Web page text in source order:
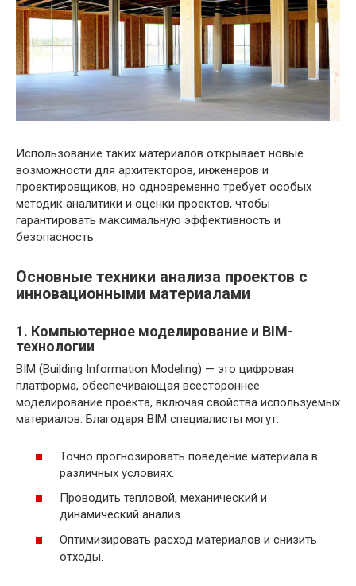
Использование таких материалов открывает новые
возможности для архитекторов, инженеров и
проектировщиков, но одновременно требует особых
методик аналитики и оценки проектов, чтобы
гарантировать максимальную эффективность и
безопасность.
Основные техники анализа проектов с
инновационными материалами
1. Компьютерное моделирование и BIM-
технологии
BIM (Building Information Modeling) — это цифровая
платформа, обеспечивающая всестороннее
моделирование проекта, включая свойства используемых
материалов. Благодаря BIM специалисты могут:
Точно прогнозировать поведение материала в
различных условиях.
Проводить тепловой, механический и
динамический анализ.
Оптимизировать расход материалов и снизить
отходы.